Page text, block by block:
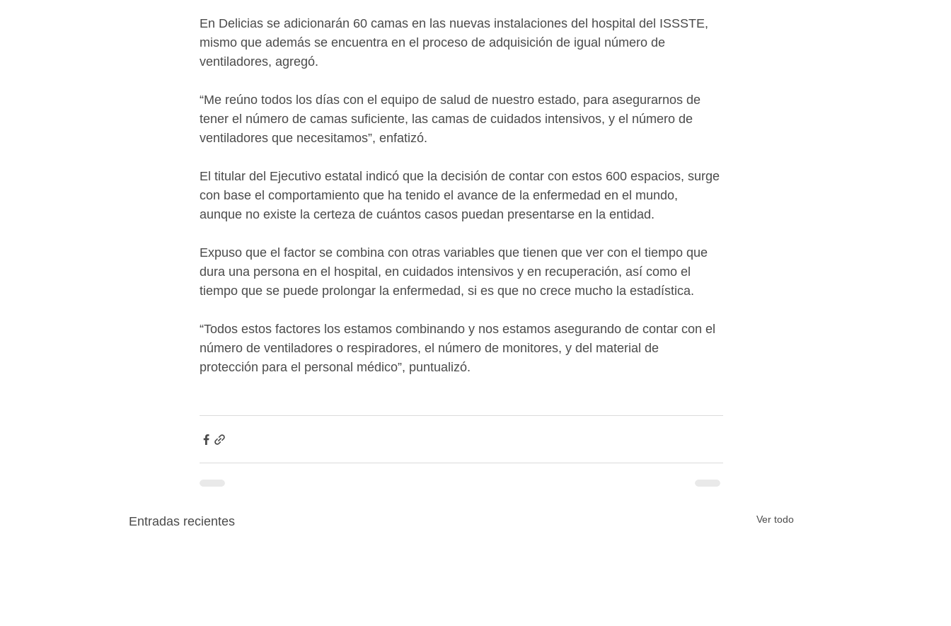
En Delicias se adicionarán 60 camas en las nuevas instalaciones del hospital del ISSSTE,
mismo que además se encuentra en el proceso de adquisición de igual número de
ventiladores, agregó.
“Me reúno todos los días con el equipo de salud de nuestro estado, para asegurarnos de
tener el número de camas suficiente, las camas de cuidados intensivos, y el número de
ventiladores que necesitamos”, enfatizó.
El titular del Ejecutivo estatal indicó que la decisión de contar con estos 600 espacios, surge
con base el comportamiento que ha tenido el avance de la enfermedad en el mundo,
aunque no existe la certeza de cuántos casos puedan presentarse en la entidad.
Expuso que el factor se combina con otras variables que tienen que ver con el tiempo que
dura una persona en el hospital, en cuidados intensivos y en recuperación, así como el
tiempo que se puede prolongar la enfermedad, si es que no crece mucho la estadística.
“Todos estos factores los estamos combinando y nos estamos asegurando de contar con el
número de ventiladores o respiradores, el número de monitores, y del material de
protección para el personal médico”, puntualizó.
Entradas recientes Ver todo